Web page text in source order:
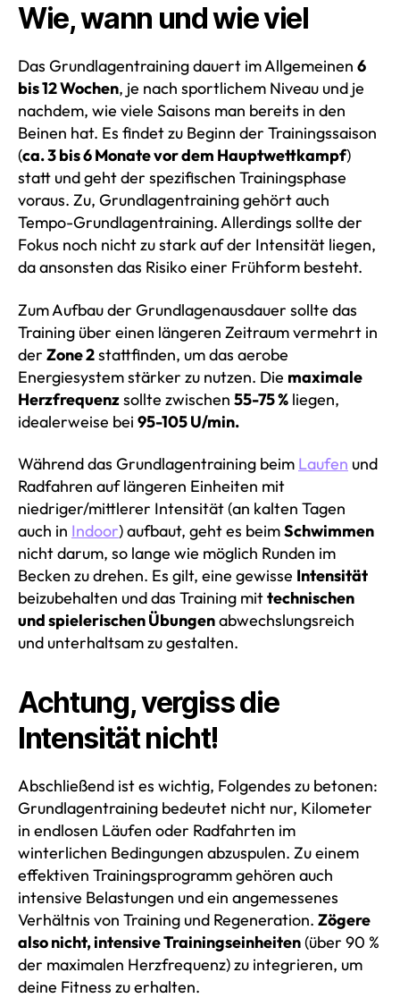
Wie, wann und wie viel
Das Grundlagentraining dauert im Allgemeinen 6
bis 12 Wochen, je nach sportlichem Niveau und je
nachdem, wie viele Saisons man bereits in den
Beinen hat. Es findet zu Beginn der Trainingssaison
(ca. 3 bis 6 Monate vor dem Hauptwettkampf)
statt und geht der spezifischen Trainingsphase
voraus. Zu, Grundlagentraining gehört auch
Tempo-Grundlagentraining. Allerdings sollte der
Fokus noch nicht zu stark auf der Intensität liegen,
da ansonsten das Risiko einer Frühform besteht.
Zum Aufbau der Grundlagenausdauer sollte das
Training über einen längeren Zeitraum vermehrt in
der Zone 2stattfinden, um das aerobe
Energiesystem stärker zu nutzen. Die maximale
Herzfrequenzsollte zwischen 55-75 % liegen,
idealerweise bei 95-105 U/min.
Während das Grundlagentraining beim Laufen und
Radfahren auf längeren Einheiten mit
niedriger/mittlerer Intensität (an kalten Tagen
auch in Indoor) aufbaut, geht es beimSchwimmen
nicht darum, so lange wie möglich Runden im
Becken zu drehen. Es gilt, eine gewisse Intensität
beizubehalten und das Training mittechnischen
und spielerischen Übungenabwechslungsreich
und unterhaltsam zu gestalten.
Achtung, vergiss die
Intensität nicht!
Abschließend ist es wichtig, Folgendes zu betonen:
Grundlagentraining bedeutet nicht nur, Kilometer
in endlosen Läufen oder Radfahrten im
winterlichen Bedingungen abzuspulen. Zu einem
effektiven Trainingsprogramm gehören auch
intensive Belastungen und ein angemessenes
Verhältnis von Training und Regeneration. Zögere
also nicht, intensive Trainingseinheiten(über 90 %
der maximalen Herzfrequenz) zu integrieren, um
deine Fitness zu erhalten.